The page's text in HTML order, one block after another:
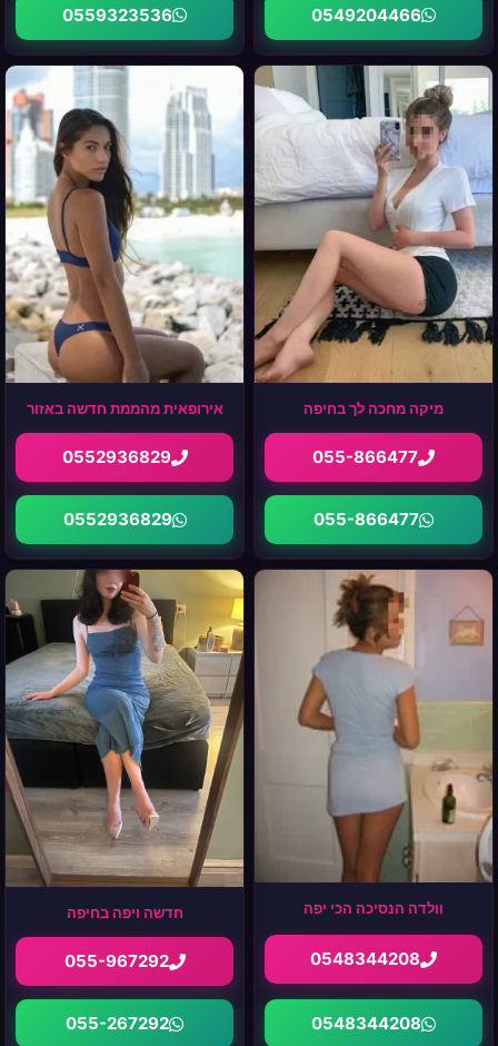
0549204466
0559323536
מיקה מחכה לך בחיפה
055-866477
055-866477
אירופאית מהממת חדשה באזור
0552936829
0552936829
וולדה הנסיכה הכי יפה
0548344208
0548344208
חדשה ויפה בחיפה
055-967292
055-267292